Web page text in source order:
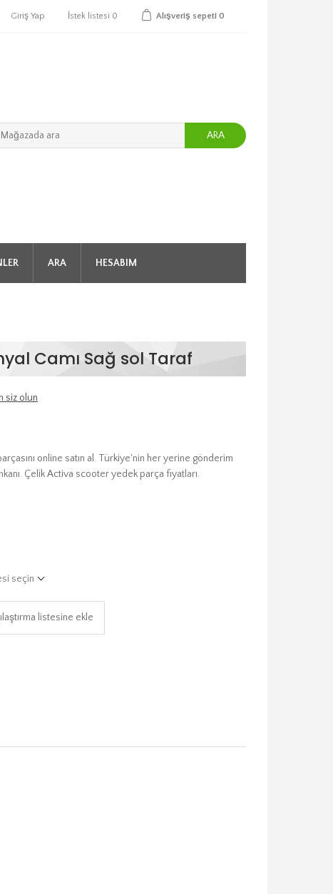
Giriş Yap İstek listesi 0 Alışveriş sepeti 0
ARA
ARA HESABIM
Camı Sağ sol Taraf
siz olun
online satın al. Türkiye'nin her yerine gönderim
Çelik Activa scooter yedek parça fiyatları.
seçin
listesine ekle